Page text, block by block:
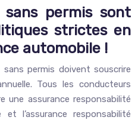
permis sont
strictes en
automobile !
permis doivent souscrire
Tous les conducteurs
une assurance responsabilité
et l’assurance responsabilité